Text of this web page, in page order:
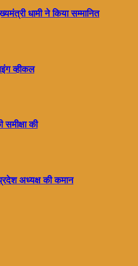
धामी ने किया सम्मानित
व्हीकल
समीक्षा की
अध्यक्ष की कमान